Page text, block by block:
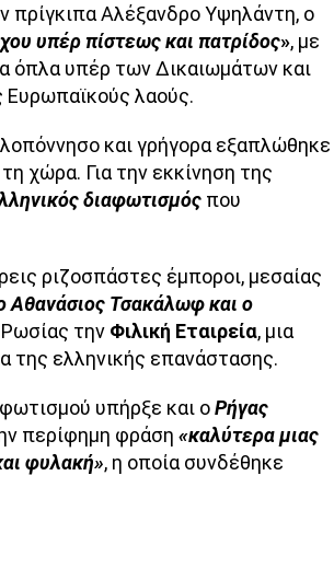
πρίγκιπα Αλέξανδρο Υψηλάντη, ο
υπέρ πίστεως και πατρίδος», με
όπλα υπέρ των Δικαιωμάτων και
Ευρωπαϊκούς λαούς.
και γρήγορα εξαπλώθηκε
χώρα. Για την εκκίνηση της
διαφωτισμός που
ριζοσπάστες έμποροι, μεσαίας
Αθανάσιος Τσακάλωφ και ο
την Φιλική Εταιρεία, μια
της ελληνικής επανάστασης.
υπήρξε και οΡήγας
περίφημη φράση «καλύτερα μιας
φυλακή», η οποία συνδέθηκε